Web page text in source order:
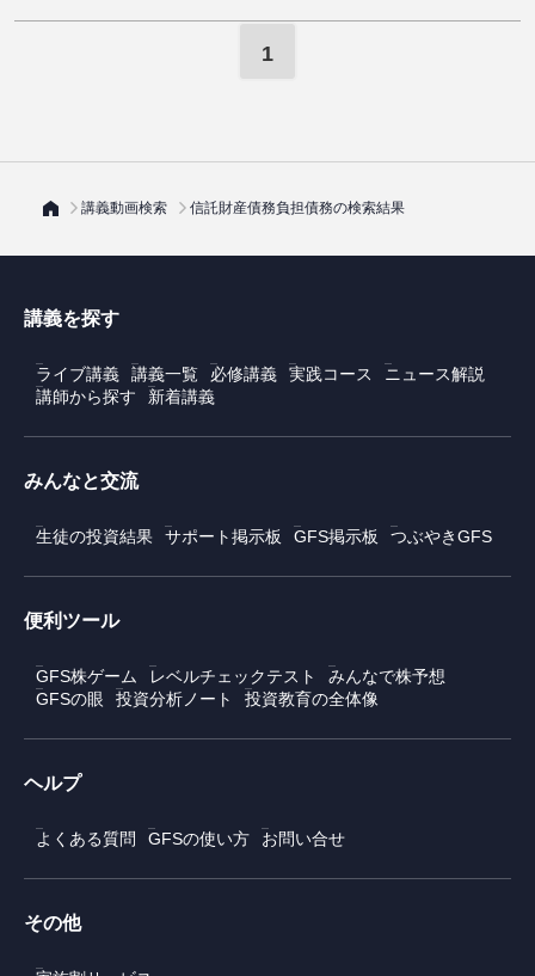
1
講義動画検索 信託財産債務負担債務の検索結果
講義を探す
ライブ講義 講義一覧 必修講義 実践コース
ニュース解説
講師から探す
新着講義
みんなと交流
生徒の投資結果 サポート掲示板 GFS掲示板 つぶやきGFS
便利ツール
GFS株ゲーム レベルチェックテスト
みんなで株予想
GFSの眼
投資分析ノート 投資教育の全体像
ヘルプ
よくある質問 GFSの使い方 お問い合せ
その他